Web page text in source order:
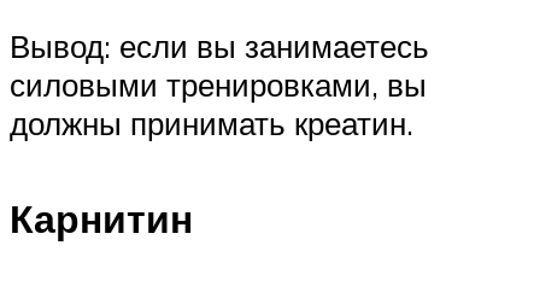
Вывод: если вы занимаетесь
силовыми тренировками, вы
должны принимать креатин.
Карнитин